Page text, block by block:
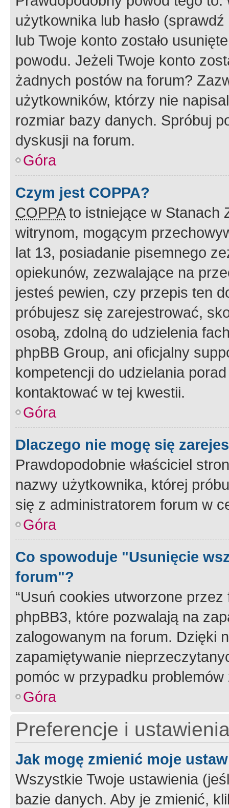
użytkownika lub hasło
lub Twoje konto zostało
powodu. Jeżeli Twoje konto
żadnych postów na forum?
użytkowników, którzy nie
rozmiar bazy danych. Spróbuj
dyskusji na forum.
Góra
Czym jest COPPA?
COPPAto istniejące w Stanach
witrynom, mogącym
lat 13, posiadanie pisemnego
opiekunów, zezwalające na
jesteś pewien, czy przepis ten
próbujesz się zarejestrować,
osobą, zdolną do udzielenia
phpBB Group, ani oficjalny
kompetencji do udzielania
kontaktować w tej kwestii.
Góra
Dlaczego nie mogę się
Prawdopodobnie właściciel
nazwy użytkownika, której
się z administratorem forum w
Góra
Co spowoduje "Usunięcie
forum"?
“Usuń cookies utworzone
phpBB3, które pozwalają na
zalogowanym na forum. Dzięki
zapamiętywanie
pomóc w przypadku
Góra
Preferencje i
Jak mogę zmienić moje
Wszystkie Twoje ustawienia
bazie danych. Aby je zmienić,